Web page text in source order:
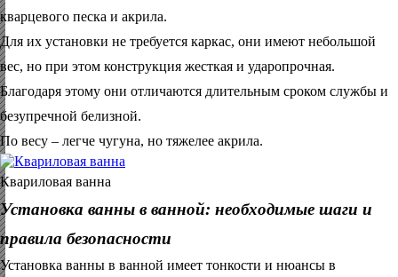
кварцевого песка и акрила.
Для их установки не требуется каркас, они имеют небольшой
вес, но при этом конструкция жесткая и ударопрочная.
Благодаря этому они отличаются длительным сроком службы и
безупречной белизной.
По весу – легче чугуна, но тяжелее акрила.
Квариловая ванна
Установка ванны в ванной: необходимые шаги и
правила безопасности
Установка ванны в ванной имеет тонкости и нюансы в